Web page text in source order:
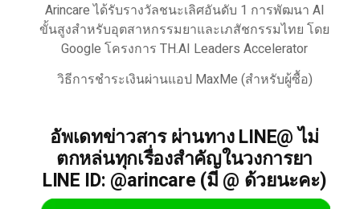
Arincare ได้รับรางวัลชนะเลิศอันดับ 1 การพัฒนา AI
ขั้นสูงสำหรับอุตสาหกรรมยาและเภสัชกรรมไทย โดย
Google โครงการ TH.AI Leaders Accelerator
วิธีการชำระเงินผ่านแอป MaxMe (สำหรับผู้ซื้อ)
อัพเดทข่าวสาร ผ่านทาง LINE@ ไม่
ตกหล่นทุกเรื่องสำคัญในวงการยา
LINE ID: @arincare (มี @ ด้วยนะคะ)